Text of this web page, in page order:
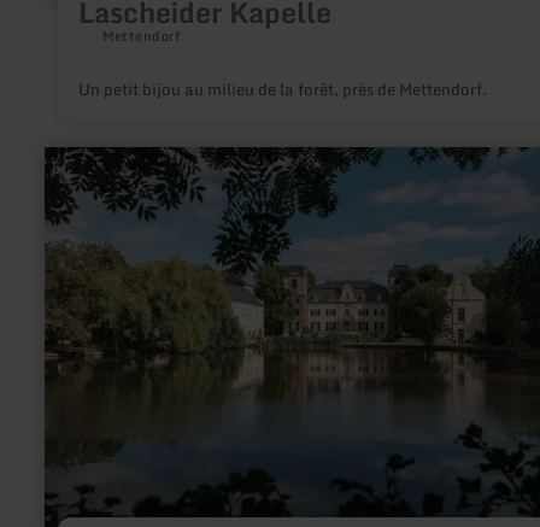
Lascheider Kapelle
Mettendorf
Un petit bijou au milieu de la forêt, près de Mettendorf.
en
savoir
plus
sur
Burg
Flamersheim